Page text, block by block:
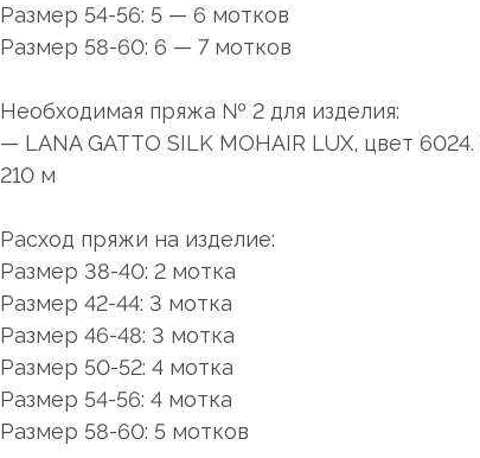
Размер 54-56: 5 — 6 мотков
Размер 58-60: 6 — 7 мотков
Необходимая пряжа № 2 для изделия:
— LANA GATTO SILK MOHAIR LUX, цвет
210 м
Расход пряжи на изделие:
Размер 38-40: 2 мотка
Размер 42-44: 3 мотка
Размер 46-48: 3 мотка
Размер 50-52: 4 мотка
Размер 54-56: 4 мотка
Размер 58-60: 5 мотков